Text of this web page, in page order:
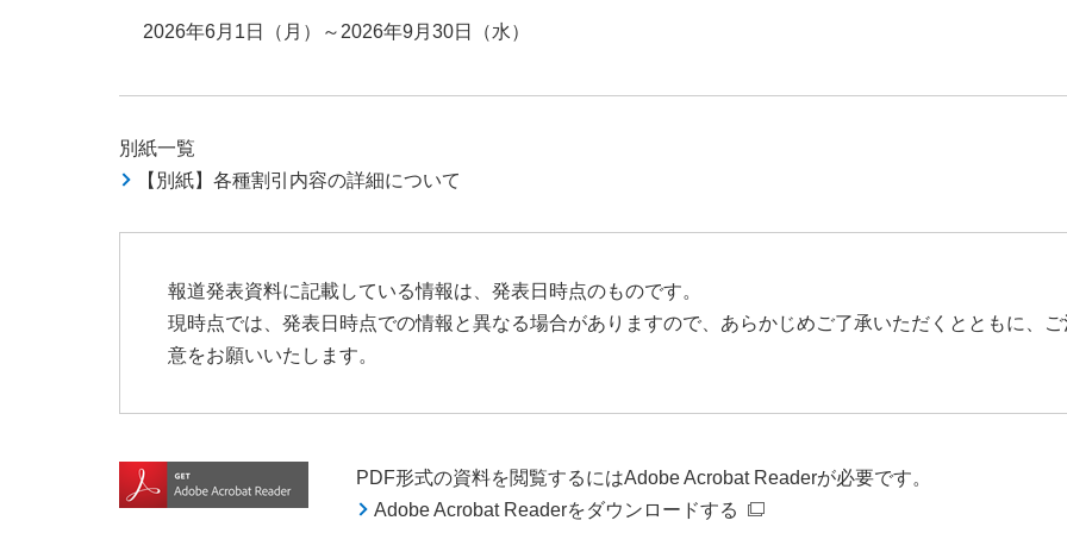
2026年6月1日（月）～2026年9月30日（水）
別紙一覧
【別紙】各種割引内容の詳細について
報道発表資料に記載している情報は、発表日時点のものです。
現時点では、発表日時点での情報と異なる場合がありますので、あらかじめご了承いただくとともに、ご
意をお願いいたします。
PDF形式の資料を閲覧するにはAdobe Acrobat Readerが必要です。
Adobe Acrobat Readerをダウンロードする